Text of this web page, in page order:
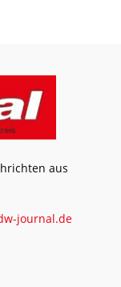
aus
journal.de